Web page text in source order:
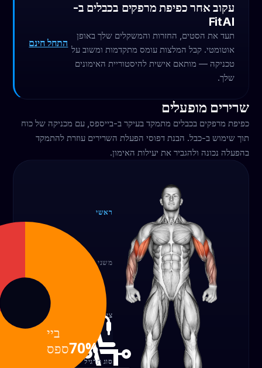
עקוב אחר כפיפת מרפקים בכבלים ב-
FitAI
תעד את הסטים, החזרות והמשקלים שלך באופן
אוטומטי. קבל המלצות עומס מתקדמות ומשוב על
טכניקה — מותאם אישית להיסטוריית האימונים
שלך.
התחל חינם
שרירים מופעלים
כפיפת מרפקים בכבלים מתמקד בעיקר ב-בייספס, עם מכניקה של כוח
תוך שימוש ב-כבל. הבנת דפוסי הפעלת השרירים עוזרת להתמקד
בהפעלה נכונה ולהגביר את יעילות האימון.
ראשי
בייספס
70%
משני
ציוד
סוג תרגיל
70%בייספס